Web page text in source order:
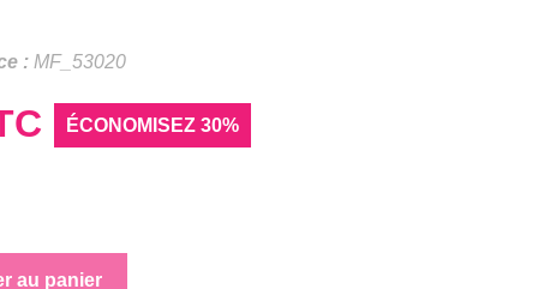
: MF_53020
ÉCONOMISEZ 30%
au panier